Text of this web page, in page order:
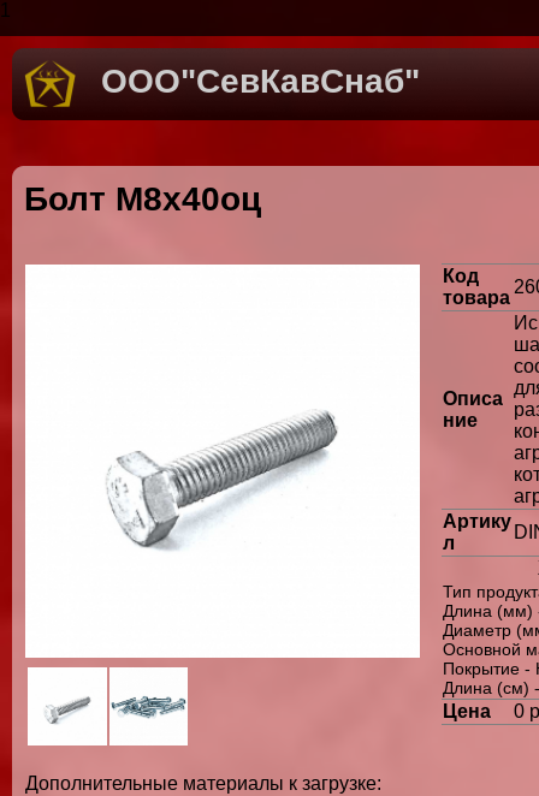
1
ООО"СевКавСнаб"
Болт М8х40оц
Дополнительные материалы к загрузке:
Код
товара
Описа
ние
Артику
л
Тип
Длина (мм)
Диаметр
Основной
Покрытие -
Длина (см)
Цена 0